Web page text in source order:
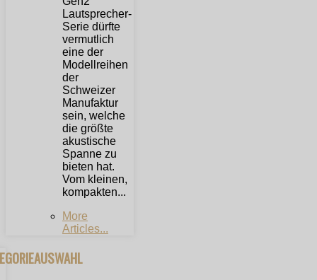
Lautsprecher-
Serie dürfte
vermutlich
eine der
Modellreihen
der
Schweizer
Manufaktur
sein, welche
die größte
akustische
Spanne zu
bieten hat.
Vom kleinen,
kompakten...
More
Articles...